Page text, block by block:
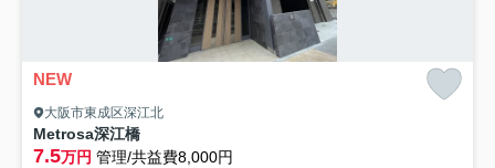
NEW
大阪市東成区深江北
Metrosa深江橋
7.5万円 管理/共益費8,000円